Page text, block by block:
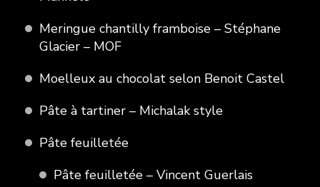
Meringue chantilly framboise – Stéphane
Glacier – MOF
Moelleux au chocolat selon Benoit Castel
Pâte à tartiner – Michalak style
Pâte feuilletée
Pâte feuilletée – Vincent Guerlais